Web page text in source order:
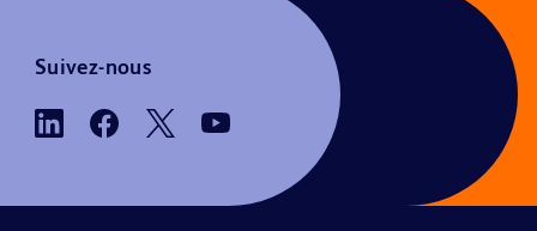
Suivez-nous